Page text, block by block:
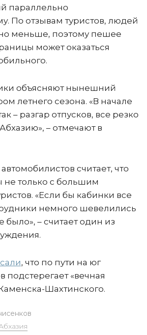
параллельно
По отзывам туристов, людей
меньше, поэтому пешее
может оказаться
объясняют нынешний
летнего сезона. «В начале
– разгар отпусков, все резко
– отмечают в
считает, что
не только с большим
«Если бы кабинки все
немного шевелились
было», – считает один из
, что по пути на юг
подстерегает «вечная
Шахтинского.